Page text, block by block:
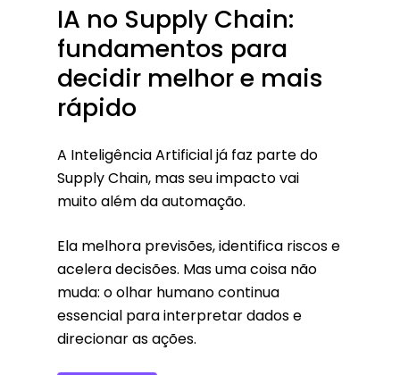
IA no Supply Chain:
fundamentos para
decidir melhore mais
rápido
A Inteligência Artificial já faz parte do
Supply Chain, mas seu impacto vai
muito além da automação.
Ela melhora previsões, identifica riscos e
acelera decisões. Mas uma coisa não
muda: o olhar humano continua
essencial para interpretar dados e
direcionar as ações.